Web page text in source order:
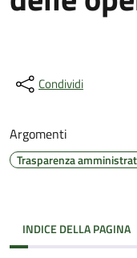
Condividi
Argomenti
Trasparenza
INDICE DELLA PAGINA